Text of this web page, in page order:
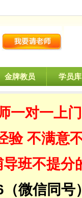
金牌教员 学员库
一对一上
验 不满意
班不提分
微信同号